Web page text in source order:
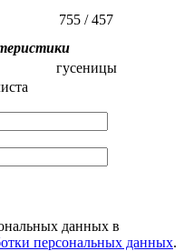
755 / 457
гусеницы
данных в
персональных данных.